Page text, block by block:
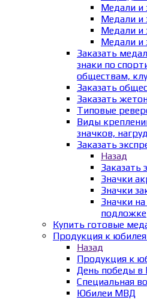
Медали и
Медали и
Медали и
Медали и
Заказать
знаки по
обществам,
Заказать
Заказать
Типовые
Виды
значков,
Заказать
Назад
Заказать
Значки
Значки
Значки
подложке
Купить готовые
Продукция к
Назад
Продукция к
День победы в
Специальная
Юбилеи МВД